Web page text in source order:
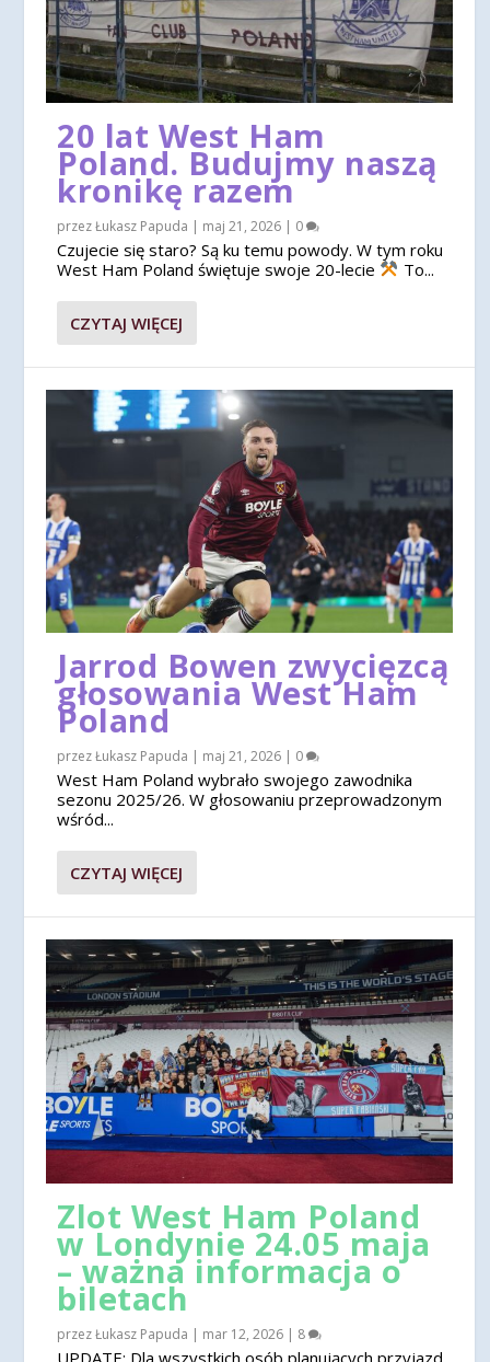
20 lat West Ham
Poland. Budujmy naszą
kronikę razem
przezŁukasz Papuda | maj 21, 2026 | 0
Czujecie się staro? Są ku temu powody. W tym roku
West Ham Poland świętuje swoje 20-lecie
To...
CZYTAJ WIĘCEJ
Jarrod Bowen zwycięzcą
głosowania West Ham
Poland
przezŁukasz Papuda | maj 21, 2026 | 0
West Ham Poland wybrało swojego zawodnika
sezonu 2025/26. W głosowaniu przeprowadzonym
wśród...
CZYTAJ WIĘCEJ
Zlot West Ham Poland
w Londynie 24.05 maja
– ważna informacja o
biletach
przezŁukasz Papuda | mar 12, 2026 | 8
UPDATE: Dla wszystkich osób planujących przyjazd